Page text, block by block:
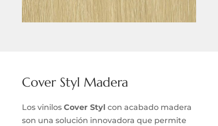
Cover Styl Madera
Los vinilos Cover Styl con acabado madera
son una solución innovadora que permite